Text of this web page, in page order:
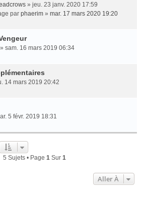
» jeu. 23 janv. 2020 17:59
par phaerim » mar. 17 mars 2020 19:20
» sam. 16 mars 2019 06:34
14 mars 2019 20:42
5 févr. 2019 18:31
5 Sujets • Page 1Sur 1
Aller À